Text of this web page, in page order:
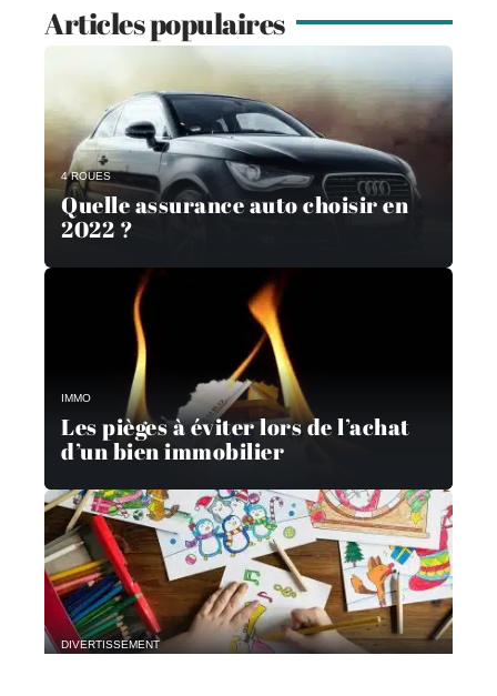
Articles populaires
4 ROUES
Quelle assurance auto choisir en
2022 ?
IMMO
Les pièges à éviter lors de l’achat
d’un bien immobilier
DIVERTISSEMENT